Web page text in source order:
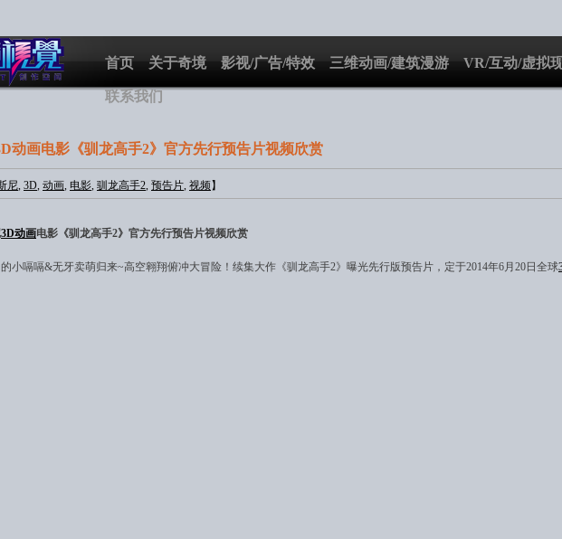
首页 关于奇境 影视/广告/特效 三维动画/建筑漫游 VR/互动/虚拟
联系我们
动画电影《驯龙高手2》官方先行预告片视频欣赏
尼, 3D, 动画, 电影, 驯龙高手2, 预告片, 视频】
3D动画电影《驯龙高手2》官方先行预告片视频欣赏
小嗝嗝&无牙卖萌归来~高空翱翔俯冲大冒险！续集大作《驯龙高手2》曝光先行版预告片，定于2014年6月20日全球